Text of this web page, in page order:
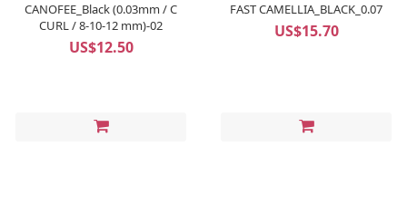
CANOFEE_Black (0.03mm / C
CURL / 8-10-12 mm)-02
US$12.50
FAST CAMELLIA_BLACK_0.07
US$15.70